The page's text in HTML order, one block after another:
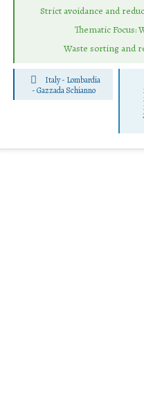
Strict avoidance and
Thematic Focus:
Waste sorting and
Italy - Lombardia
-Gazzada Schianno